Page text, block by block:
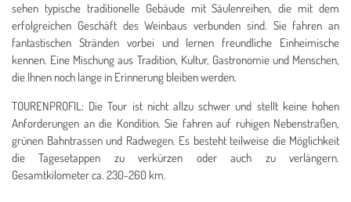
sehen typische traditionelle Gebäude mit Säulenreihen, die mit dem
erfolgreichen Geschäft des Weinbaus verbunden sind. Sie fahren an
fantastischen Stränden vorbei und lernen freundliche Einheimische
kennen. Eine Mischung aus Tradition, Kultur, Gastronomie und Menschen,
die Ihnen noch lange in Erinnerung bleiben werden.
TOURENPROFIL: Die Tour ist nicht allzu schwer und stellt keine hohen
Anforderungen an die Kondition. Sie fahren auf ruhigen Nebenstraßen,
grünen Bahntrassen und Radwegen. Es besteht teilweise die Möglichkeit
die Tagesetappen zu verkürzen oder auch zu verlängern.
Gesamtkilometer ca. 230-260 km.